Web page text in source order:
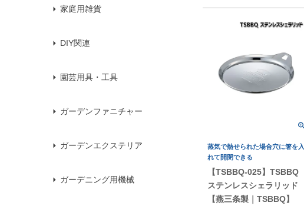
家庭用雑貨
DIY関連
園芸用具・工具
ガーデンファニチャー
ガーデンエクステリア
ガーデニング用機械
蒸気で熱せられた場合穴に箸を入
れて開閉できる
【TSBBQ-025】TSBBQ
ステンレスシェラリッド
【燕三条製｜TSBBQ】